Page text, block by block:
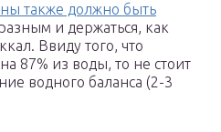
также должно быть
и держаться, как
Ввиду того, что
87% из воды, то не стоит
водного баланса (2-3